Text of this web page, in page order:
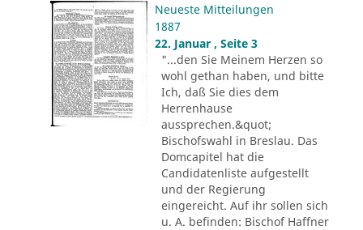
Neueste Mitteilungen
1887
22. Januar , Seite 3
"...den Sie Meinem Herzen so
wohl gethan haben, und bitte
Ich, daß Sie dies dem
Herrenhause
aussprechen.&quot;
Bischofswahl in Breslau. Das
Domcapitel hat die
Candidatenliste aufgestellt
und der Regierung
eingereicht. Auf ihr sollen sich
u. A. befinden: Bischof Haffner